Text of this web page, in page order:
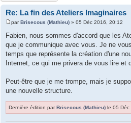
Re: La fin des Ateliers Imaginaires
parBrisecous (Mathieu) » 05 Déc 2016, 20:12
Fabien, nous sommes d'accord que les
que je communique avec vous. Je ne
temps que représente la création d'une
Internet, ce qui me privera de vous lire et
Peut-être que je me trompe, mais je
une nouvelle structure.
Dernière édition parBrisecous (Mathieu) le 05 Déc